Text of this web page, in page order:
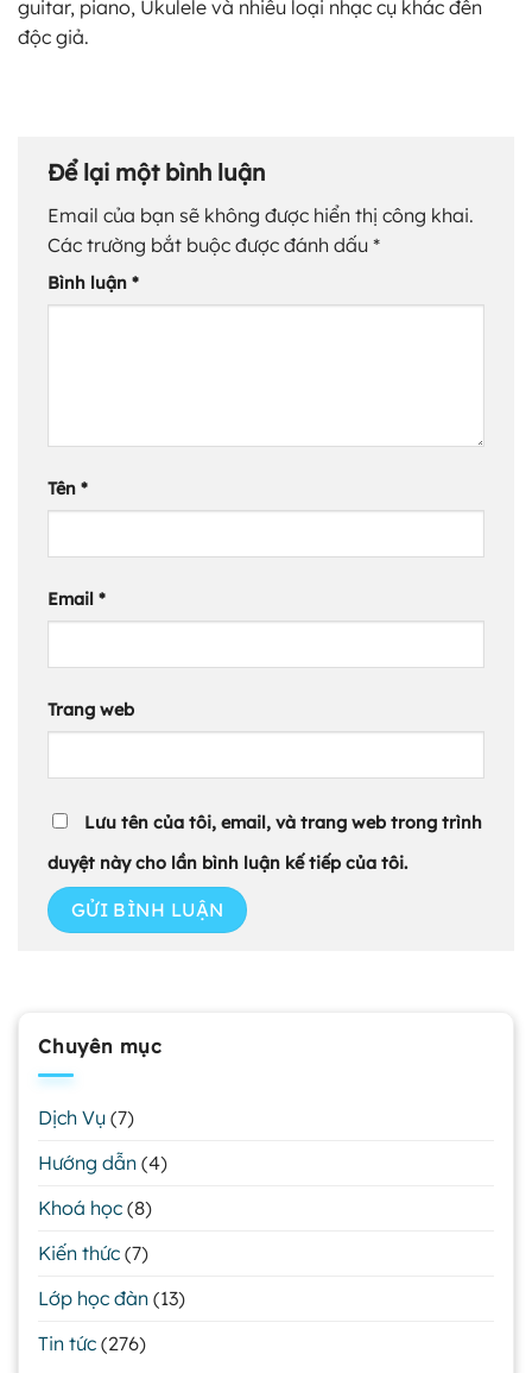
guitar, piano, Ukulele và nhiều loại nhạc cụ khác đến
độc giả.
Để lại một bình luận
Email của bạn sẽ không được hiển thị công khai.
Các trường bắt buộc được đánh dấu *
Bình luận *
Tên *
Email *
Trang web
Lưu tên của tôi, email, và trang web trong trình
duyệt này cho lần bình luận kế tiếp của tôi.
Chuyên mục
Dịch Vụ (7)
Hướng dẫn (4)
Khoá học (8)
Kiến thức (7)
Lớp học đàn (13)
Tin tức (276)